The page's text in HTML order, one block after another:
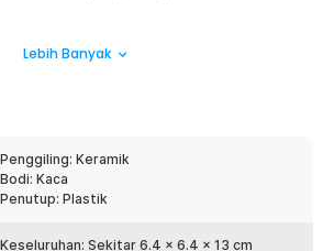
terhadap korosi. Material ini tidak
menghasilkan gilingan yang konsisten,
menjaga aroma alami rempah tanpa
sehingga pepper grinder tetap higienis
panjang.
Lebih Banyak
Penggiling: Keramik
Bodi: Kaca
Penutup: Plastik
Keseluruhan: Sekitar 6.4 x 6.4 x 13 cm